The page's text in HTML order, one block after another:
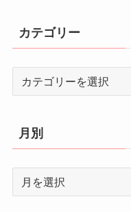
カテゴリー
リ
ー
月別